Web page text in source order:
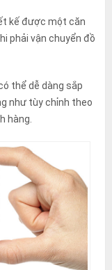
kế được một căn
phải vận chuyển đồ
thể dễ dàng sắp
như tùy chỉnh theo
hàng.